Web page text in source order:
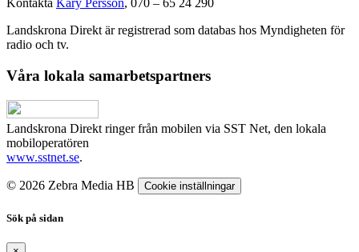
Kontakta Kary Persson, 070 – 65 24 290
Landskrona Direkt är registrerad som databas hos Myndigheten för
radio och tv.
Våra lokala samarbetspartners
Landskrona Direkt ringer från mobilen via SST Net, den lokala
mobiloperatören
www.sstnet.se.
© 2026 Zebra Media HB Cookie inställningar
Sök på sidan